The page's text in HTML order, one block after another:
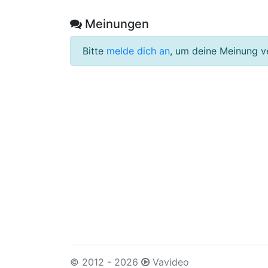
Meinungen
Bitte melde dich an, um deine Meinung
© 2012 - 2026 Vavideo